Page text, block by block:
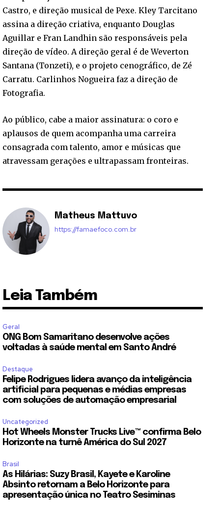
Castro, e direção musical de Pexe. Kley Tarcitano
assina a direção criativa, enquanto Douglas
Aguillar e Fran Landhin são responsáveis pela
direção de vídeo. A direção geral é de Weverton
Santana (Tonzeti), e o projeto cenográfico, de Zé
Carratu. Carlinhos Nogueira faz a direção de
Fotografia.
Ao público, cabe a maior assinatura: o coro e
aplausos de quem acompanha uma carreira
consagrada com talento, amor e músicas que
atravessam gerações e ultrapassam fronteiras.
Matheus Mattuvo
https://famaefoco.com.br
Leia Também
Geral
ONG Bom Samaritano desenvolve ações
voltadas à saúde mental em Santo André
Destaque
Felipe Rodrigues lidera avanço da inteligência
artificial para pequenas e médias empresas
com soluções de automação empresarial
Uncategorized
Hot Wheels Monster Trucks Live™ confirma Belo
Horizonte na turnê América do Sul 2027
Brasil
As Hilárias: Suzy Brasil, Kayete e Karoline
Absinto retornam a Belo Horizonte para
apresentação única no Teatro Sesiminas